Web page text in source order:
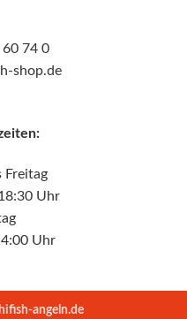
74 0
shop.de
Freitag
Uhr
Uhr
hifish-angeln.de